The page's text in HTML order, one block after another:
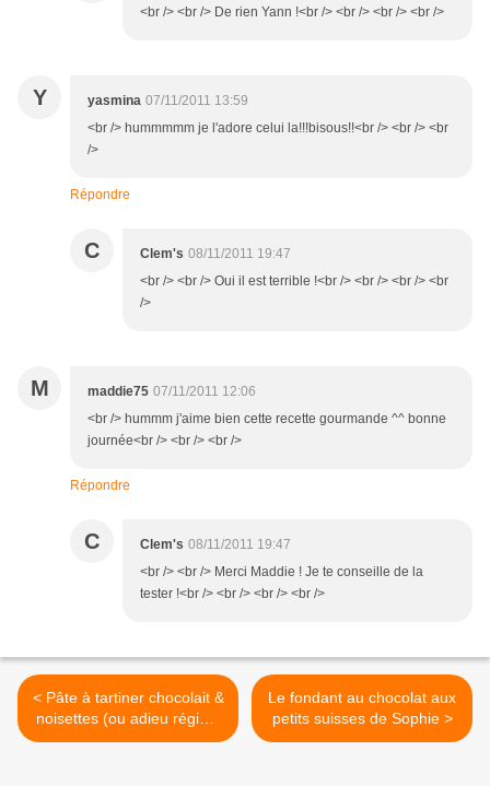
<br /> <br /> De rien Yann !<br /> <br /> <br /> <br />
Y yasmina 07/11/2011 13:59
<br /> hummmmm je l'adore celui la!!!bisous!!<br /> <br /> <br
/>
Répondre
C Clem's 08/11/2011 19:47
<br /> <br /> Oui il est terrible !<br /> <br /> <br /> <br
/>
M maddie75 07/11/2011 12:06
<br /> hummm j'aime bien cette recette gourmande ^^ bonne
journée<br /> <br /> <br />
Répondre
C Clem's 08/11/2011 19:47
<br /> <br /> Merci Maddie ! Je te conseille de la
tester !<br /> <br /> <br /> <br />
< Pâte à tartiner chocolait &
noisettes (ou adieu régime
!)
Le fondant au chocolat aux
petits suisses de Sophie >